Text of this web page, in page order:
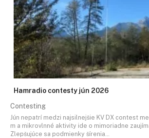
Hamradio contesty jún 2026
Contesting
Jún nepatrí medzi najsilnejšie KV DX contest
m a mikrovlnné aktivity ide o mimoriadne
Zlepšujúce sa podmienky šírenia…